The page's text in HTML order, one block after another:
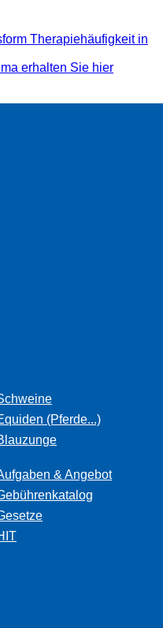
Therapiehäufigkeit in
erhalten Sie hier
(Pferde...)
& Angebot